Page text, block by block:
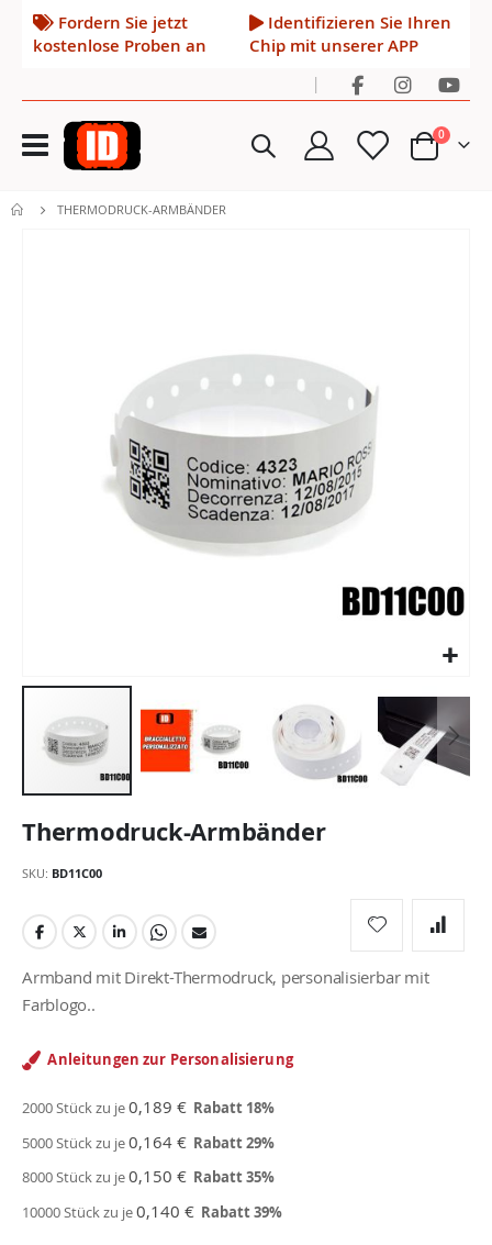
Fordern Sie jetzt
kostenlose Proben an
Identifizieren Sie Ihren
Chip mit unserer APP
|
Navigation
umschalten Cart
0Artikel
THERMODRUCK-ARMBÄNDER
Anfang
Bildgalerie
Thermodruck-Armbänder
SKU BD11C00
Armband mit Direkt-Thermodruck, personalisierbar mit
Farblogo..
Anleitungen zur Personalisierung
2000 Stück zu je0,189 € Rabatt 18%
5000 Stück zu je0,164 € Rabatt29%
8000 Stück zu je0,150 € Rabatt35%
10000 Stück zu je0,140 € Rabatt39%